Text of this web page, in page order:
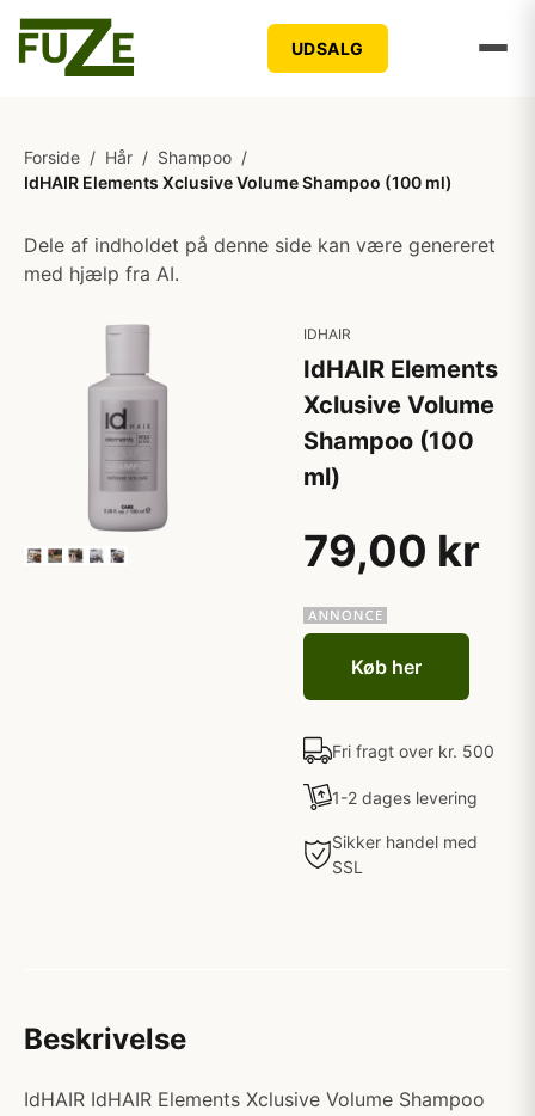
UDSALG
Forside / Hår / Shampoo /
IdHAIR Elements Xclusive Volume Shampoo (100 ml)
Dele af indholdet på denne side kan være genereret
med hjælp fra AI.
IDHAIR
IdHAIR Elements
Xclusive Volume
Shampoo (100
ml)
79,00 kr
Køb her
Fri fragt over kr. 500
1-2 dages levering
Sikker handel med
SSL
Beskrivelse
IdHAIR IdHAIR Elements Xclusive Volume Shampoo